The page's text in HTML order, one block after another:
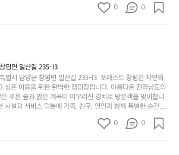
순
다.
그
럴
때
는
차
상
에
고
다
니
고
싶
어
순
하
하
지
않
은
디
자
캠
핑!
무
좋
네
요
이
을 한층 더해 줍니다. 밖에서는 자연의 소리를 들으며, 내부에
는 것입니다. 또한, 하이글루 인근에는 다양한 트레킹 코스와
활동을 좋아하는 이들에게 더욱 참조할 만한 장소가 됩니다.
건강한 레저 활동을 즐기며 행복한 캠핑 경험을 쌓으실 수 있
간을 만끽해보세요. 따뜻한 햇살과 함께하는 아침, 상징적인
저녁, 그리고 고요한 밤하늘 아래에서 별을 바라보며 나누는
행을 더욱 특별하게 만들어 줄 것입니다.  인기 정도: ★★★★
0 0
평면 일산길 235-13
별시 담양군 창평면 일산길 235-13  포레스트 창평은 자연의
싶은 이들을 위한 완벽한 캠핑장입니다. 아름다운 전라남도의
푸른 숲과 맑은 계곡이 어우러진 경치로 방문객을 맞이합니
시설과 서비스 덕분에 가족, 친구, 연인과 함께 특별한 순간을
이 됩니다.  포레스트 창평은 주말마다 직접 재배한 신선한 농
현지에서만 느낄 수 있는 자연의 맛을 경험할 수 있습니다. 또
0 0